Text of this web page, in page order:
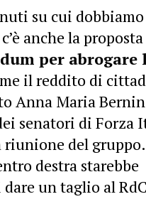
su cui
anche la
per abrogare
il reddito di
Anna Maria
senatori di Forza
riunione del
destra starebbe
un taglio al